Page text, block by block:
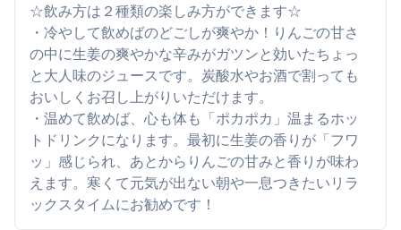
☆飲み方は２種類の楽しみ方ができます☆
・冷やして飲めばのどごしが爽やか！りんごの甘さ
の中に生姜の爽やかな辛みがガツンと効いたちょっ
と大人味のジュースです。炭酸水やお酒で割っても
おいしくお召し上がりいただけます。
・温めて飲めば、心も体も「ポカポカ」温まるホッ
トドリンクになります。最初に生姜の香りが「フワ
ッ」感じられ、あとからりんごの甘みと香りが味わ
えます。寒くて元気が出ない朝や一息つきたいリラ
ックスタイムにお勧めです！